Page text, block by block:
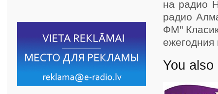
на радио
радио
ФМ"
ежегодния
You also